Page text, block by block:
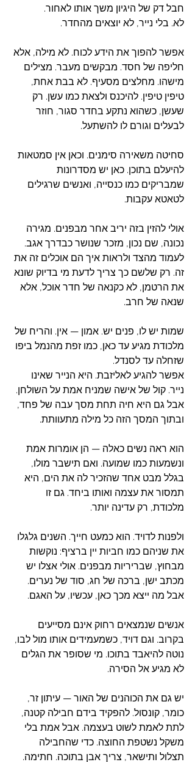
חבל דק של היגיון משך אותו לאחור.
לא. בלי נייר, לא יוצאים מהחדר.
אפשר להפוך את הידע לכוח. לא מילה, אלא
חליפה של חסד. מבקשים מעבר. מצילים
מישהו. מחלצים מסעיף. לא בבת אחת,
טיפין טיפין. להיכנס ולצאת כמו עשן. רק
שעשן, כשהוא נתקע בחדר סגור, חוזר
לבעלים וגורם לו להשתעל.
סחיטה משאירה סימנים. וכאן אין סמטאות
להיעלם בתוכן. כאן יש מסדרונות
שמבריקים כמו כנסייה, ואנשים שרגילים
לטאטא עקבות.
אולי להזין בזה יריב אחר מבפנים. מגירה
נכונה, שם נכון, מזכר שנושר כבדרך אגב.
לעמוד מהצד ולראות איך הם אוכלים זה את
זה. רק שלשם כך צריך לדעת מי בדיוק שונא
את הרטמן, לא כקנאה של חדר אוכל, אלא
שנאה של חרב.
שמות יש לו, פנים יש. אמון — אין. והריח של
מלכודת מגיע עד כאן, כמו זפת מהנמל ביפו
שזחלה עד לסנדל.
אפשר להגיע לאליזבת. היא הנייר שאינו
נייר. קול של אישה שמניח אמת על השולחן.
אבל גם היא חיה תחת מסך עבה של פחד,
ובתוך המסך הזה כל מילה מתעוותת.
הוא ראה נשים כאלה — הן אומרות אמת
ונשמעות כמו שמועה. ואם תישבר מולו,
בגלל מבט אחד שהזכיר לה את הים, היא
תמסור את עצמה ואותו ביחד. גם זו
מלכודת, רק עדינה יותר.
ולפנות לדויד. הוא כמעט חייך. השנים גלגלו
את שניהם כמו חביות יין ברציף: נוקשות
מבחוץ, שבריריות מבפנים. אולי אצלו יש
מכתב ישן, ברכה של חג, סוד של נערים.
אבל מה ייצא מכך כאן, עכשיו, על האגם.
אנשים שנמצאים רחוק אינם מסייעים
בקרוב. וגם דויד, כשמעמידים אותו מול לבו,
נוטה להיאבד בתוכו. מי שסופר את הגלים
לא מגיע אל הסירה.
יש גם את הכוהנים של האור — עיתון זר,
כומר, קונסול. להפקיד בידם חבילה קטנה,
לתת לאמת לשוט בעצמה. אבל אמת בלי
משקל נשטפת החוצה. כדי שהחבילה
תצלול ותישאר, צריך אבן בתוכה. חתימה.